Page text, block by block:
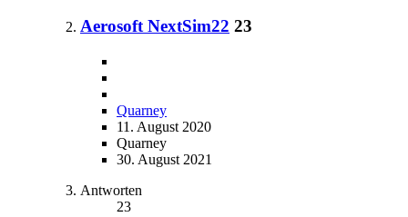
Aerosoft NextSim22 23
Quarney
11. August 2020
Quarney
30. August 2021
Antworten
23